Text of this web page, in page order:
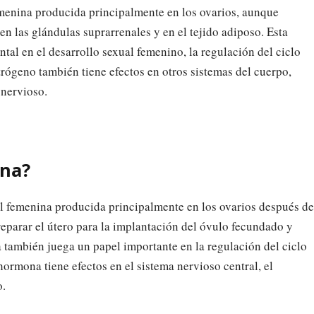
producida principalmente en los ovarios, aunque
las glándulas suprarrenales y en el tejido adiposo. Esta
en el desarrollo sexual femenino, la regulación del ciclo
también tiene efectos en otros sistemas del cuerpo,
femenina producida principalmente en los ovarios después de
el útero para la implantación del óvulo fecundado y
también juega un papel importante en la regulación del ciclo
tiene efectos en el sistema nervioso central, el